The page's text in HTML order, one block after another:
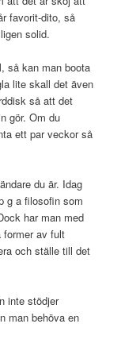
favorit-dito, så
solid.
så kan man boota
lite skall det även
så att det
gör. Om du
ett par veckor så
du är. Idag
g a filosofin som
har man med
av fult
och ställe till det
inte stödjer
man behöva en